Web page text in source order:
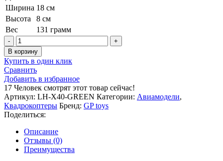
Ширина 18 см
Высота
8 см
Вес
131 грамм
Количество
товара
Квадрокоптер
Мини-
дрон
GP
toys
LH-
X40-
GREEN
В корзину
Купить в один клик
Сравнить
Добавить в избранное
17 Человек смотрят этот товар сейчас!
Артикул: LH-X40-GREEN Категории: Авиамодели,
Квадрокоптеры Бренд: GP toys
Поделиться:
Описание
Отзывы (0)
Преимущества